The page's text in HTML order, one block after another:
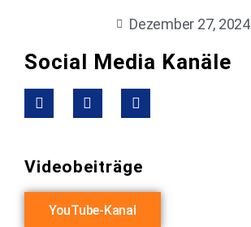
Dezember 27, 2024
Social Media Kanäle
Videobeiträge
YouTube-Kanal